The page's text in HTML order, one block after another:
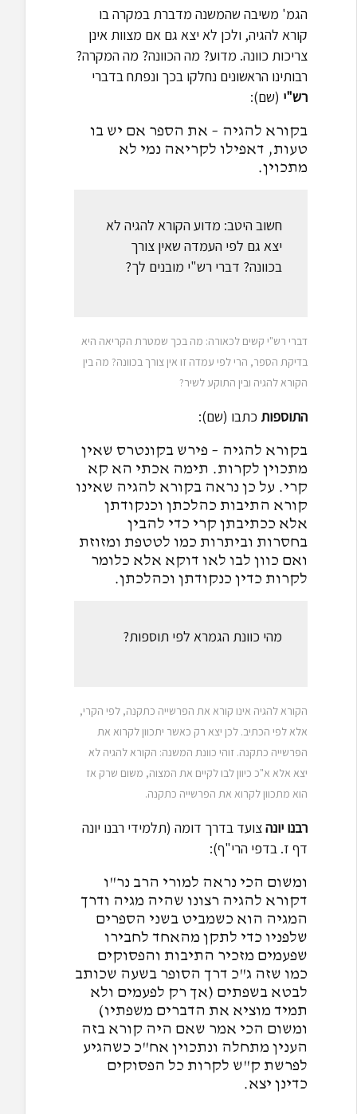
הגמ' משיבה שהמשנה מדברת במקרה בו
קורא להגיה, ולכן לא יצא גם אם מצוות אינן
צריכות כוונה. מדוע? מה הכוונה? מה המקרה?
רבותינו הראשונים נחלקו בכך ונפתח בדברי
רש"י (שם):
בקורא להגיה – את הספר אם יש בו
טעות, דאפילו לקריאה נמי לא
מתכוין.
חשוב היטב: מדוע הקורא להגיה לא
יצא גם לפי העמדה שאין צורך
בכוונה? דברי רש"י מובנים לך?
דברי רש"י קשים לכאורה: מה בכך שמטרת הקריאה היא
בדיקת הספר, הרי לפי עמדה זו אין צורך בכוונה? מה בין
הקורא להגיה ובין התוקע לשיר?
התוספות כתבו (שם):
בקורא להגיה – פירש בקונטרס שאין
מתכוין לקרות. תימה אכתי הא קא
קרי. על כן נראה בקורא להגיה שאינו
קורא התיבות כהלכתן וכנקודתן
אלא ככתיבתן קרי כדי להבין
בחסרות וביתרות כמו לטטפת ומזוזת
ואם כוון לבו לאו דוקא אלא כלומר
לקרות כדין כנקודתן וכהלכתן.
מהי כוונת הגמרא לפי תוספות?
הקורא להגיה אינו קורא את הפרשייה כתקנה, לפי הקרי,
אלא לפי הכתיב. לכן יצא רק כאשר יתכוון לקרוא את
הפרשייה כתקנה. זוהי כוונת המשנה: הקורא להגיה לא
יצא אלא א"כ כיוון לבו לקיים את המצוה, משום שרק אז
הוא מתכוון לקרוא את הפרשייה כתקנה.
רבנו יונהצועד בדרך דומה (תלמידי רבנו יונה
דף ז. בדפי הרי"ף):
ומשום הכי נראה למורי הרב נר"ו
דקורא להגיה רצונו שהיה מגיה ודרך
המגיה הוא כשמביט בשני הספרים
שלפניו כדי לתקן מהאחד לחבירו
שפעמים מזכיר התיבות והפסוקים
כמו שזה ג"כ דרך הסופר בשעה שכותב
לבטא בשפתים (אך רק לפעמים ולא
תמיד מוציא את הדברים משפתיו)
ומשום הכי אמר שאם היה קורא בזה
הענין מתחלה ונתכוין אח"כ כשהגיע
לפרשת ק"ש לקרות כל הפסוקים
כדינן יצא.